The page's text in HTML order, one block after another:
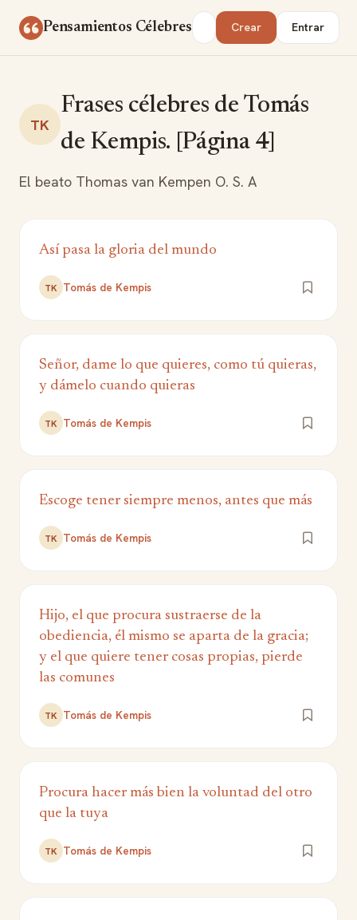
Pensamientos Célebres Buscar Crear Entrar
TK
Frases célebres de Tomás
de Kempis. [Página 4]
El beato Thomas van Kempen O. S. A
Así pasa la gloria del mundo
TK Tomás de Kempis
Señor, dame lo que quieres, como tú quieras,
y dámelo cuando quieras
TK Tomás de Kempis
Escoge tener siempre menos, antes que más
TK Tomás de Kempis
Hijo, el que procura sustraerse de la
obediencia, él mismo se aparta de la gracia;
y el que quiere tener cosas propias, pierde
las comunes
TK Tomás de Kempis
Procura hacer más bien la voluntad del otro
que la tuya
TK Tomás de Kempis